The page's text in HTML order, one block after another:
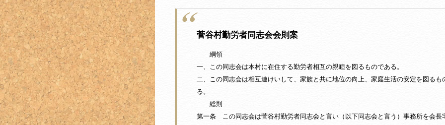
菅谷村勤労者同志会会則案
綱領
一、この同志会は本村に在住する勤労者相互の親睦を図るものである。
二、この同志会は相互連けいして、家族と共に地位の向上、家庭生活の安定を図るも
る。
総則
第一条 この同志会は菅谷村勤労者同志会と言い（以下同志会と言う）事務所を会長